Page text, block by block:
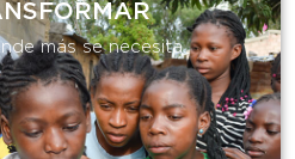
más se necesita.